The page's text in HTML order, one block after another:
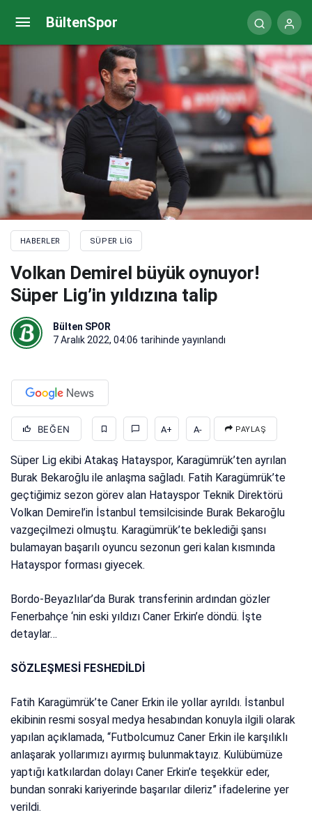
BültenSpor
HABERLER SÜPER LIG
Volkan Demirel büyük oynuyor!
Süper Lig’in yıldızına talip
Bülten SPOR
7 Aralık 2022, 04:06 tarihinde yayınlandı
BEĞEN A+ A- PAYLAŞ
Süper Lig ekibi Atakaş Hatayspor, Karagümrük’ten ayrılan
Burak Bekaroğlu ile anlaşma sağladı. Fatih Karagümrük’te
geçtiğimiz sezon görev alan Hatayspor Teknik Direktörü
Volkan Demirel’in İstanbul temsilcisinde Burak Bekaroğlu
vazgeçilmezi olmuştu. Karagümrük’te beklediği şansı
bulamayan başarılı oyuncu sezonun geri kalan kısmında
Hatayspor forması giyecek.
Bordo-Beyazlılar’da Burak transferinin ardından gözler
Fenerbahçe ‘nin eski yıldızı Caner Erkin’e döndü. İşte
detaylar…
SÖZLEŞMESİ FESHEDİLDİ
Fatih Karagümrük’te Caner Erkin ile yollar ayrıldı. İstanbul
ekibinin resmi sosyal medya hesabından konuyla ilgili olarak
yapılan açıklamada, “Futbolcumuz Caner Erkin ile karşılıklı
anlaşarak yollarımızı ayırmış bulunmaktayız. Kulübümüze
yaptığı katkılardan dolayı Caner Erkin’e teşekkür eder,
bundan sonraki kariyerinde başarılar dileriz” ifadelerine yer
verildi.
Kayserispor’da bir istifa daha